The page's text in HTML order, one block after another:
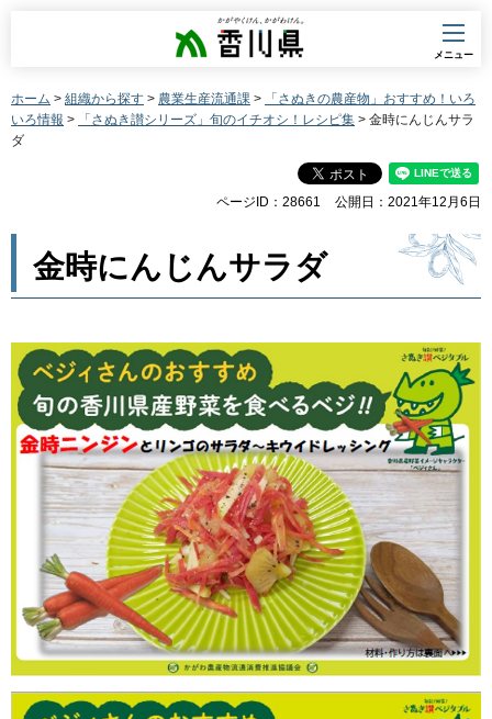
香川県
メニュー
ホーム > 組織から探す > 農業生産流通課 >
「さぬきの農産物」おすすめ！いろ
いろ情報 > 「さぬき讃シリーズ」旬のイチオシ！レシピ集 > 金時にんじんサラ
ダ
ページID：28661 公開日：2021年12月6日
金時にんじんサラダ